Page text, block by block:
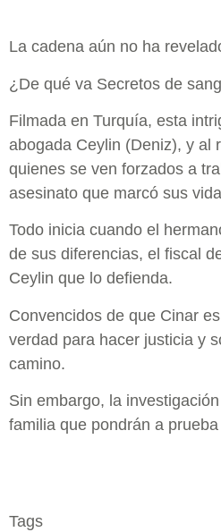
La cadena aún no ha
¿De qué va Secretos de
Filmada en Turquía, esta
abogada Ceylin (Deniz), y al
quienes se ven forzados a
asesinato que marcó sus
Todo inicia cuando el
de sus diferencias, el fiscal
Ceylin que lo defienda.
Convencidos de que Cinar
verdad para hacer justicia y
camino.
Sin embargo, la
familia que pondrán a
Tags